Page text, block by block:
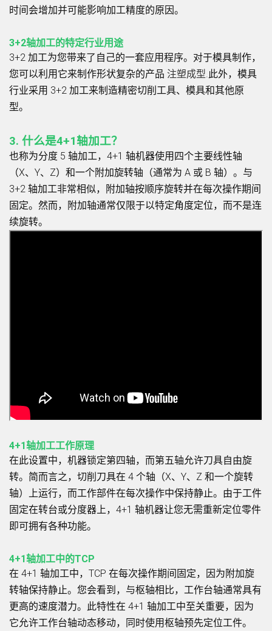
时间会增加并可能影响加工精度的原因。
3+2轴加工的特定行业用途
3+2 加工为您带来了自己的一套应用程序。对于模具制作，
您可以利用它来制作形状复杂的产品 注塑成型.此外，模具
行业采用 3+2 加工来制造精密切削工具、模具和其他原
型。
3. 什么是4+1轴加工？
也称为分度 5 轴加工，4+1 轴机器使用四个主要线性轴
（X、Y、Z）和一个附加旋转轴（通常为 A 或 B 轴）。与
3+2 轴加工非常相似，附加轴按顺序旋转并在每次操作期间
固定。然而，附加轴通常仅限于以特定角度定位，而不是连
续旋转。
4+1轴加工工作原理
在此设置中，机器锁定第四轴，而第五轴允许刀具自由旋
转。简而言之，切削刀具在 4 个轴（X、Y、Z 和一个旋转
轴）上运行，而工作部件在每次操作中保持静止。由于工件
固定在转台或分度器上，4+1 轴机器让您无需重新定位零件
即可拥有各种功能。
4+1轴加工中的TCP
在 4+1 轴加工中，TCP 在每次操作期间固定，因为附加旋
转轴保持静止。您会看到，与枢轴相比，工作台轴通常具有
更高的速度潜力。此特性在 4+1 轴加工中至关重要，因为
它允许工作台轴动态移动，同时使用枢轴预先定位工件。